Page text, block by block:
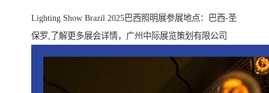
Lighting Show Brazil 2025巴西照明展参展地点：巴西-圣
保罗,了解更多展会详情，广州中际展览策划有限公司